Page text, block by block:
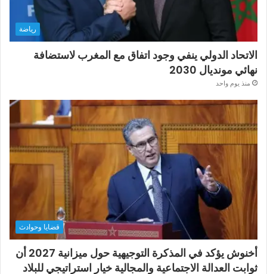
رياضة
الاتحاد الدولي ينفي وجود اتفاق مع المغرب لاستضافة
نهائي مونديال 2030
منذ يوم واحد
قضايا وحوادث
أخنوش يؤكد في المذكرة التوجيهية حول ميزانية 2027 أن
ثوابت العدالة الاجتماعية والمجالية خيار استراتيجي للبلاد